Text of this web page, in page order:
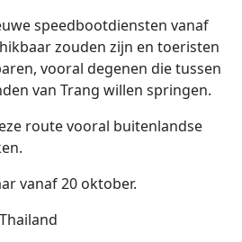
speedbootdiensten vanaf
zouden zijn en toeristen
vooral degenen die tussen
van Trang willen springen.
route vooral buitenlandse
vanaf 20 oktober.